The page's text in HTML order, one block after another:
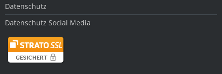
Datenschutz
Datenschutz Social Media